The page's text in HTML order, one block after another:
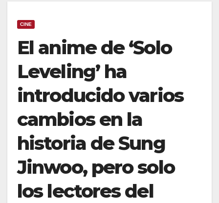
CINE
El anime de ‘Solo
Leveling’ ha
introducido varios
cambios en la
historia de Sung
Jinwoo, pero solo
los lectores del